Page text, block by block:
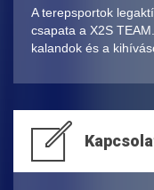
A terepsportok
csapata a X2S
kalandok és a